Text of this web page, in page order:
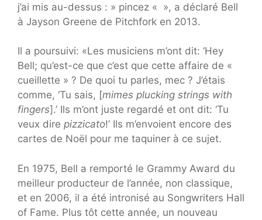
j’ai mis au-dessus : » pincez « », a déclaré Bell
à Jayson Greene de Pitchfork en 2013.
Il a poursuivi: «Les musiciens m’ont dit: ‘Hey
Bell; qu’est-ce que c’est que cette affaire de «
cueillette » ? De quoi tu parles, mec ? J’étais
comme, ‘Tu sais, [mimes plucking strings with
fingers].’ Ils m’ont juste regardé et ont dit: ‘Tu
veux dire pizzicato!’ Ils m’envoient encore des
cartes de Noël pour me taquiner à ce sujet.
En 1975, Bell a remporté le Grammy Award du
meilleur producteur de l’année, non classique,
et en 2006, il a été intronisé au Songwriters Hall
of Fame. Plus tôt cette année, un nouveau